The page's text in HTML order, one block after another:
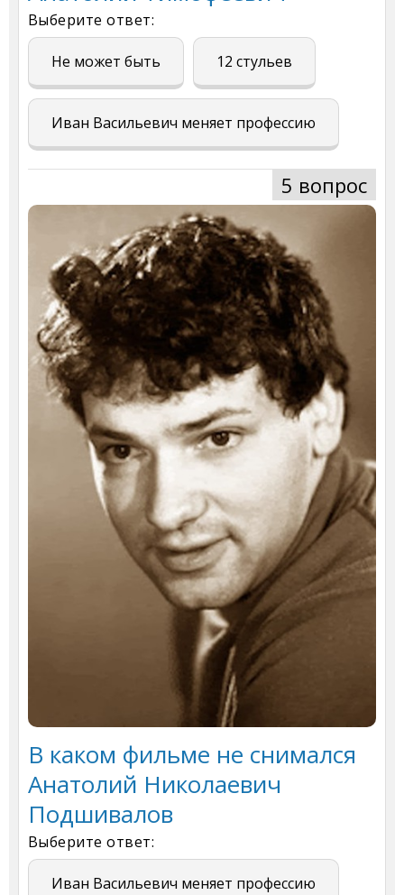
Выберите ответ:
Не может быть 12 стульев
Иван Васильевич меняет профессию
5 вопрос
В каком фильме не снимался
Анатолий Николаевич
Подшивалов
Выберите ответ:
Иван Васильевич меняет профессию